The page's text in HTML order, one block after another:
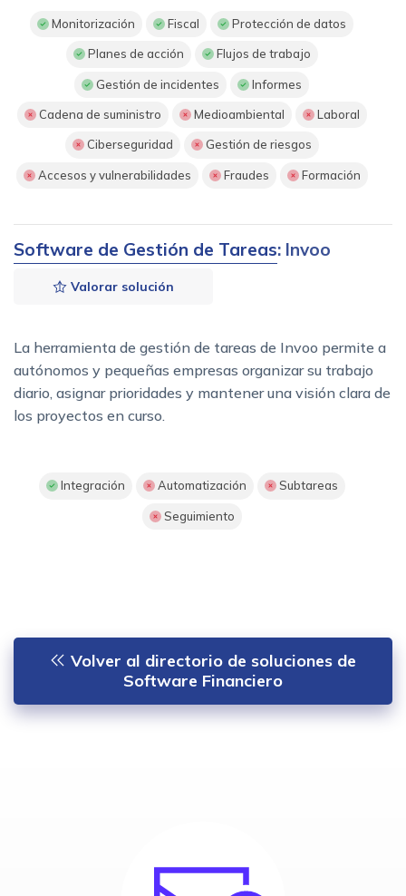
Monitorización Fiscal Protección de datos
Planes de acción Flujos de trabajo
Gestión de incidentes Informes
Cadena de suministro Medioambiental Laboral
Ciberseguridad Gestión de riesgos
Accesos y vulnerabilidades Fraudes Formación
Software de Gestión de Tareas: Invoo
Valorar solución
La herramienta de gestión de tareas de Invoo permite a
autónomos y pequeñas empresas organizar su trabajo
diario, asignar prioridades y mantener una visión clara de
los proyectos en curso.
Integración Automatización Subtareas
Seguimiento
Volver al directorio de soluciones de
Software Financiero